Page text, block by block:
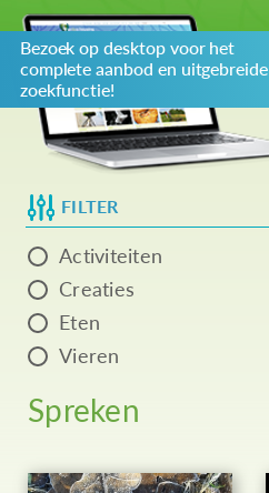
Over ons
Privacybeleid
Redactiestatuut
log in
Bezoek op desktop voor het
complete aanbod en uitgebreide
zoekfunctie!
KIES JE THEMA
FILTER
Activiteiten
Creaties
Eten
Vieren
Spreken